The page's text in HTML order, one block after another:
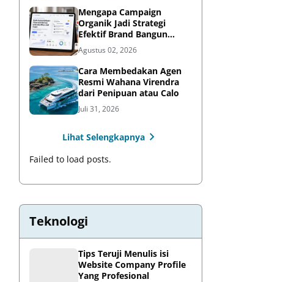
Mengapa Campaign
Organik Jadi Strategi
Efektif Brand Bangun
Awareness di Media Sosial
Agustus 02, 2026
Cara Membedakan Agen
Resmi Wahana Virendra
dari Penipuan atau Calo
Juli 31, 2026
Lihat Selengkapnya
Failed to load posts.
Teknologi
Tips Teruji Menulis isi
Website Company Profile
Yang Profesional